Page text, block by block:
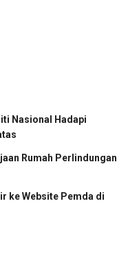
Nasional Hadapi
Rumah Perlindungan
ke Website Pemda di